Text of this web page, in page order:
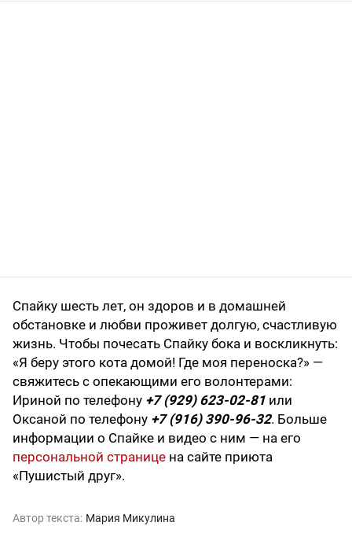
Спайку шесть лет, он здоров и в домашней
обстановке и любви проживет долгую, счастливую
жизнь. Чтобы почесать Спайку бока и воскликнуть:
«Я беру этого кота домой! Где моя переноска?» —
свяжитесь с опекающими его волонтерами:
Ириной по телефону +7 (929) 623-02-81 или
Оксаной по телефону +7 (916) 390-96-32. Больше
информации о Спайке и видео с ним — на его
персональной странице на сайте приюта
«Пушистый друг».
Автор текста: Мария Микулина